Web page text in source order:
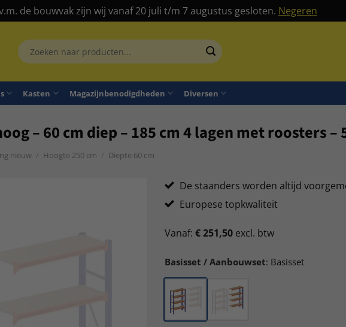
de bouwvak zijn wij vanaf 20 juli t/m 7 augustus gesloten. Negeren
Zoeken
naar:
Kasten Magazijnbenodigdheden Diversen
– 60 cm diep – 185 cm 4 lagen met roosters –
nieuw / Hoogte 250 cm / Diepte 60 cm
De staanders worden altijd
Europese topkwaliteit
Vanaf: €251,50 excl. btw
Basisset / Aanbouwset: Basisset